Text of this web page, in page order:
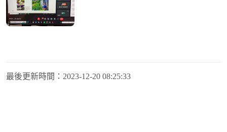
最後更新時間： 2023-12-20 08:25:33